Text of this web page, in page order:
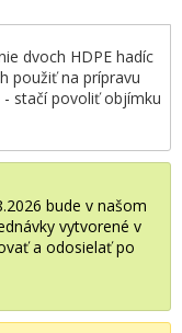
bude v našom
vytvorené v
a odosielať po
dvoch HDPE hadíc
použiť na prípravu
stačí povoliť objímku